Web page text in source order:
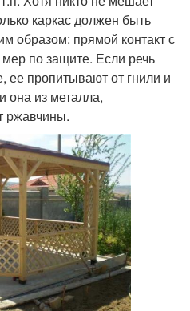
каркас должен быть
образом: прямой контакт с
по защите. Если речь
ее пропитывают от гнили и
она из металла,
ржавчины.